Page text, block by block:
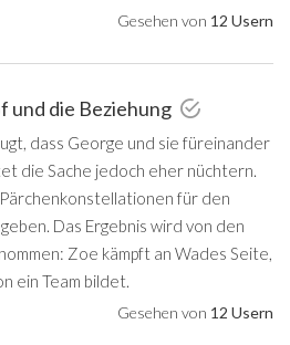
Gesehen von 12 Usern
und die Beziehung
dass George und sie füreinander
die Sache jedoch eher nüchtern.
für den
Das Ergebnis wird von den
Zoe kämpft an Wades Seite,
ein Team bildet.
Gesehen von 12 Usern